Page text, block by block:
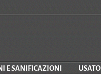
E SANIFICAZIONI USATO